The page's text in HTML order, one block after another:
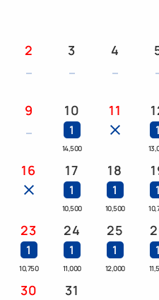
浅草寺・雷門まで徒歩
東京スカイツリー(R)ま
３．寝心地の良いマット
枕を導入。
上質の眠りを追求し、
2 3 4
9 10
1
14,500
11
1
16 17
1
10,500
18
1
10,500
1
23
1
10,750
24
1
11,000
25
1
12,000
1
30 31